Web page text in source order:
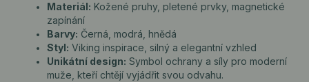
Materiál: Kožené pruhy, pletené prvky, magnetické
zapínání
Barvy: Černá, modrá, hnědá
Styl: Viking inspirace, silný a elegantní vzhled
Unikátní design: Symbol ochrany a síly pro moderní
muže, kteří chtějí vyjádřit svou odvahu.